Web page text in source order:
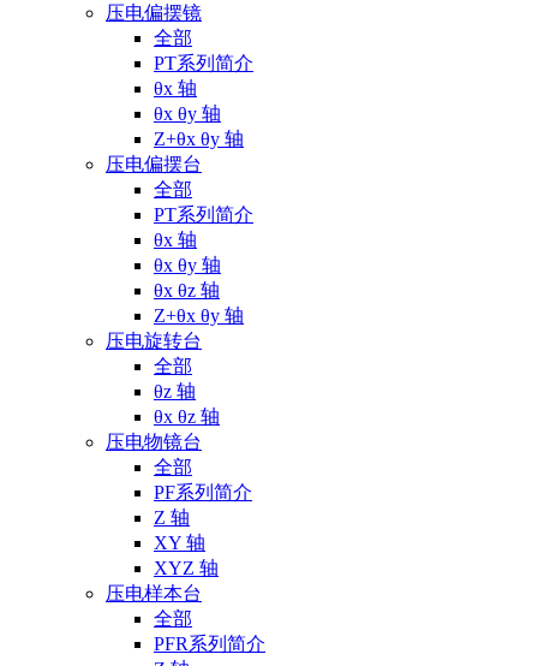
压电偏摆镜
全部
PT系列简介
θx 轴
θx θy 轴
Z+θx θy 轴
压电偏摆台
全部
PT系列简介
θx 轴
θx θy 轴
θx θz 轴
Z+θx θy 轴
压电旋转台
全部
θz 轴
θx θz 轴
压电物镜台
全部
PF系列简介
Z 轴
XY 轴
XYZ 轴
压电样本台
全部
PFR系列简介